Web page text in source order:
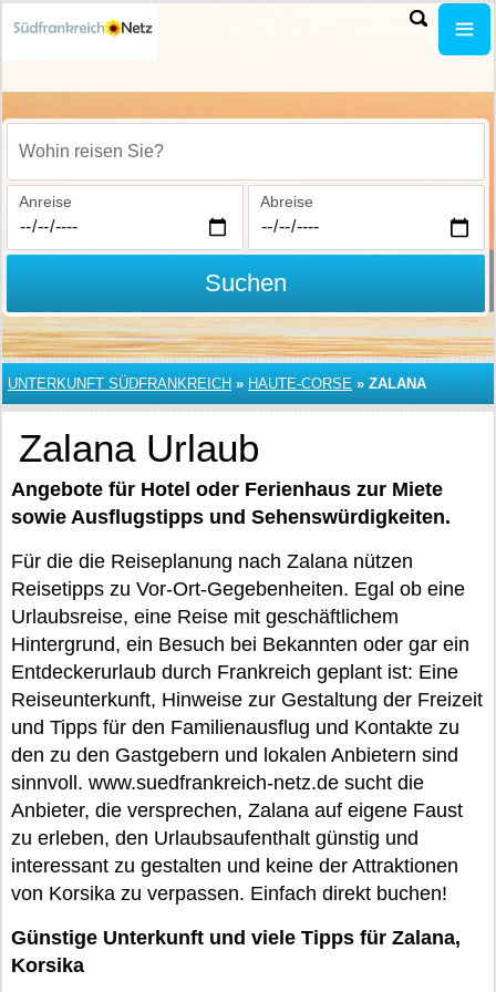
Wohin reisen Sie?
Anreise Abreise
Suchen
UNTERKUNFT SÜDFRANKREICH » HAUTE-CORSE » ZALANA
Zalana Urlaub
Angebote für Hotel oder Ferienhaus zur Miete
sowie Ausflugstipps und Sehenswürdigkeiten.
Für die die Reiseplanung nach Zalana nützen
Reisetipps zu Vor-Ort-Gegebenheiten. Egal ob eine
Urlaubsreise, eine Reise mit geschäftlichem
Hintergrund, ein Besuch bei Bekannten oder gar ein
Entdeckerurlaub durch Frankreich geplant ist: Eine
Reiseunterkunft, Hinweise zur Gestaltung der Freizeit
und Tipps für den Familienausflug und Kontakte zu
den zu den Gastgebern und lokalen Anbietern sind
sinnvoll. www.suedfrankreich-netz.de sucht die
Anbieter, die versprechen, Zalana auf eigene Faust
zu erleben, den Urlaubsaufenthalt günstig und
interessant zu gestalten und keine der Attraktionen
von Korsika zu verpassen. Einfach direkt buchen!
Günstige Unterkunft und viele Tipps für Zalana,
Korsika